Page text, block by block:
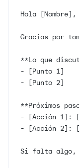
Hola [Nombre],
Gracias por
**Lo que
- [Punto 1]
- [Punto 2]
**Próximos
- [Acción 1]:
- [Acción 2]:
Si falta algo,